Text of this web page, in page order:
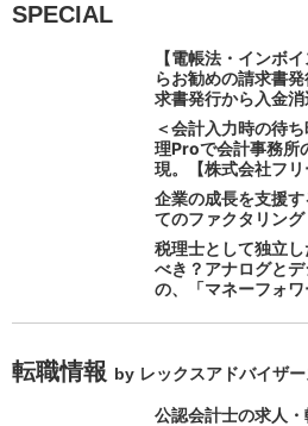
SPECIAL
【電帳法・インボ
らお勧めの請求書
求書発行から入金
システムで完結す
る
＜会計入力時の待
理Proで会計事務所
現。【株式会社フ
税理士法人（経理宅
企業の成長を支援
てのファクタリング
税理士として独立
べき？アナログと
の、「マネーフォワ
転職情報 by レックスアドバイザ
公認会計士の求人